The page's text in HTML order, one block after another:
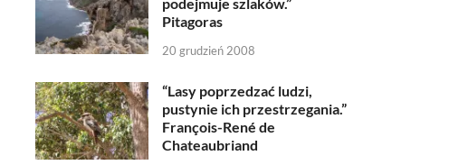
Pitagoras
20 grudzień 2008
“Lasy poprzedzać ludzi,
pustynie ich przestrzegania.”
François-René de
Chateaubriand